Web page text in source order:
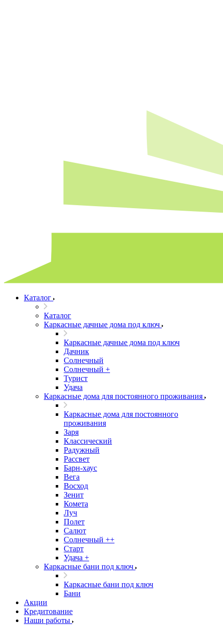
Каталог
Каталог
Каркасные дачные дома под ключ
Каркасные дачные дома под ключ
Дачник
Солнечный
Солнечный +
Турист
Удача
Каркасные дома для постоянного проживания
Каркасные дома для постоянного
проживания
Заря
Классический
Радужный
Рассвет
Барн-хаус
Вега
Восход
Зенит
Комета
Луч
Полет
Салют
Солнечный ++
Старт
Удача +
Каркасные бани под ключ
Каркасные бани под ключ
Бани
Акции
Кредитование
Наши работы